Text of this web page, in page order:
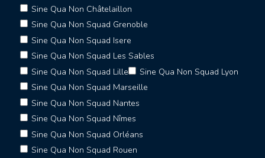
Sine Qua Non Châtelaillon
Sine Qua Non Squad Grenoble
Sine Qua Non Squad Isere
Sine Qua Non Squad Les Sables
Sine Qua Non Squad Lille
Sine Qua Non Squad Lyon
Sine Qua Non Squad Marseille
Sine Qua Non Squad Nantes
Sine Qua Non Squad Nîmes
Sine Qua Non Squad Orléans
Sine Qua Non Squad Rouen